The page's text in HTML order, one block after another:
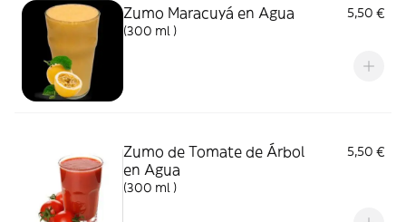
Zumo Maracuyá en Agua
5,50 €
(300 ml )
Zumo de Tomate de Árbol
en Agua
5,50 €
(300 ml )